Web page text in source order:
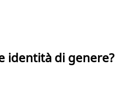
identità di genere?